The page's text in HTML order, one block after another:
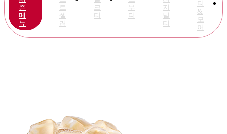
즌
메
뉴
트
셀
러
크
티
무
디
지
널
티
티
&
모
어